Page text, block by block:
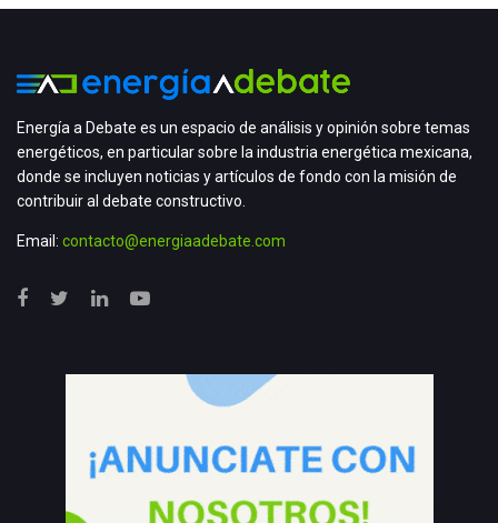
Energía a Debate es un espacio de análisis y opinión sobre temas
energéticos, en particular sobre la industria energética mexicana,
donde se incluyen noticias y artículos de fondo con la misión de
contribuir al debate constructivo.
Email: contacto@energiaadebate.com